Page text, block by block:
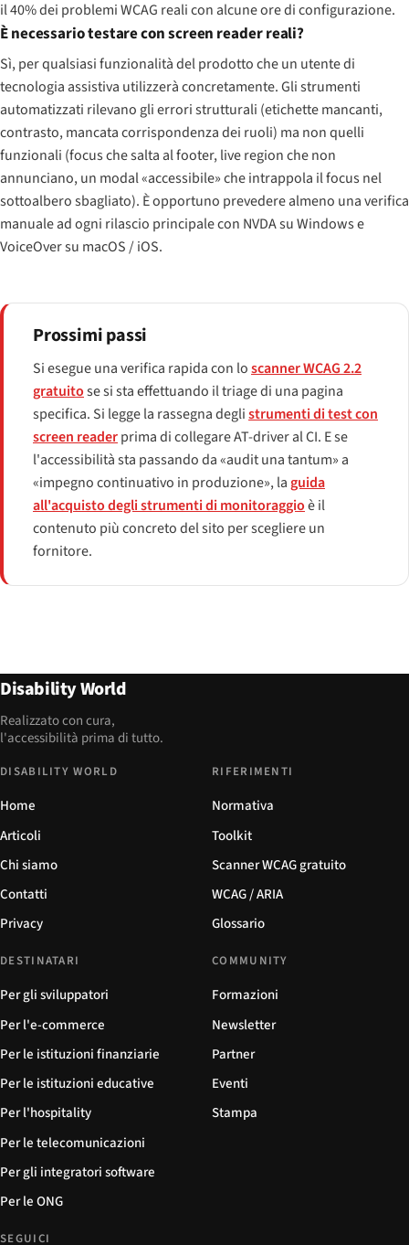
il 40% dei problemi WCAG reali con alcune ore di configurazione.
È necessario testare con screen reader reali?
Sì, per qualsiasi funzionalità del prodotto che un utente di
tecnologia assistiva utilizzerà concretamente. Gli strumenti
automatizzati rilevano gli errori strutturali (etichette mancanti,
contrasto, mancata corrispondenza dei ruoli) ma non quelli
funzionali (focus che salta al footer, live region che non
annunciano, un modal «accessibile» che intrappola il focus nel
sottoalbero sbagliato). È opportuno prevedere almeno una verifica
manuale ad ogni rilascio principale con NVDA su Windows e
VoiceOver su macOS / iOS.
Prossimi passi
Si esegue una verifica rapida con loscanner WCAG 2.2
gratuitose si sta effettuando il triage di una pagina
specifica. Si legge la rassegna deglistrumenti di test con
screen readerprima di collegare AT-driver al CI. E se
l'accessibilità sta passando da «audit una tantum» a
«impegno continuativo in produzione», la guida
all'acquisto degli strumenti di monitoraggioè il
contenuto più concreto del sito per scegliere un
fornitore.
Disability World
Realizzato con cura,
l'accessibilità prima di tutto.
DISABILITY WORLD
Home
Articoli
Chi siamo
Contatti
Privacy
RIFERIMENTI
Normativa
Toolkit
Scanner WCAG gratuito
WCAG / ARIA
Glossario
DESTINATARI
Per gli sviluppatori
Per l'e-commerce
Per le istituzioni finanziarie
Per le istituzioni educative
Per l'hospitality
Per le telecomunicazioni
Per gli integratori software
Per le ONG
COMMUNITY
Formazioni
Newsletter
Partner
Eventi
Stampa
SEGUICI